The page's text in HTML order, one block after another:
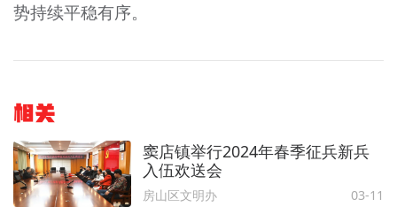
势持续平稳有序。
相关
窦店镇举行2024年春季征兵新兵
入伍欢送会
房山区文明办 03-11